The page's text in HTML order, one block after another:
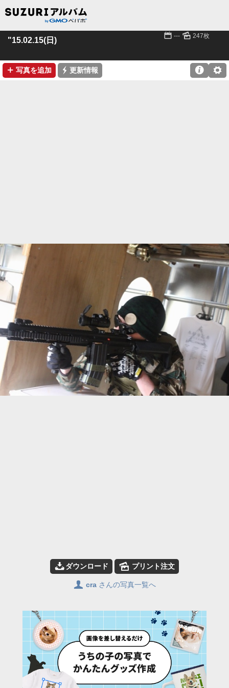
"15.02.15(日) 📅 --- 🌄 247枚
➕ 写真を追加 ⚡ 更新情報 ⚙

📥ダウンロード 🌄 プリント注文
👤 cra さんの写真一覧へ